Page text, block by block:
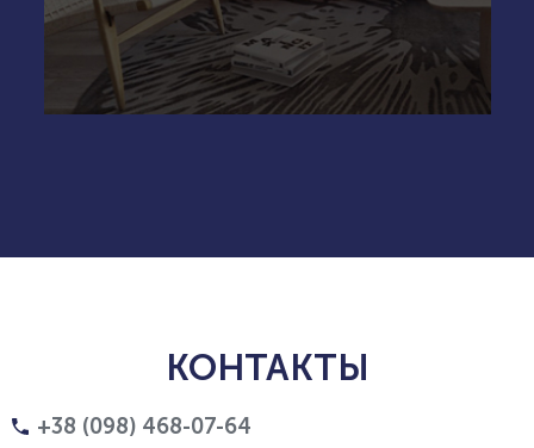
КОНТАКТЫ
+38 (098) 468-07-64